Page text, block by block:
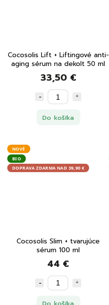
Cocosolis Lift + Liftingové anti-
aging sérum na dekolt 50 ml
33,50 €
Do košíka
NOVÉ
BIO
DOPRAVA ZDARMA NAD 39,90 €
Cocosolis Slim + tvarujúce
sérum 100 ml
44 €